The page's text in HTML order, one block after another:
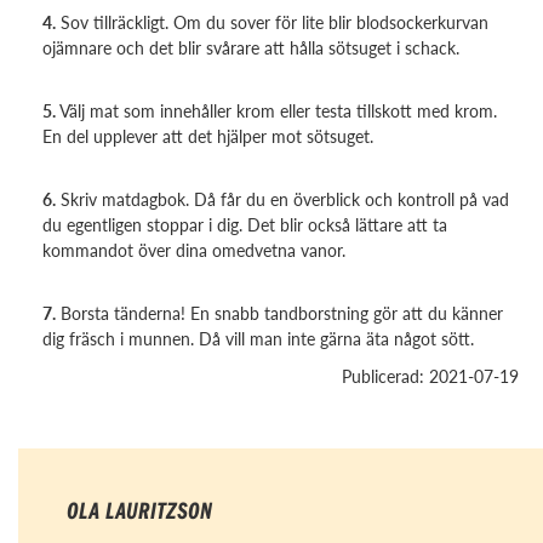
4. Sov tillräckligt. Om du sover för lite blir blodsockerkurvan
ojämnare och det blir svårare att hålla sötsuget i schack.
5.Välj mat som innehåller krom eller testa tillskott med krom.
En del upplever att det hjälper mot sötsuget.
6. Skriv matdagbok. Då får du en överblick och kontroll på vad
du egentligen stoppar i dig. Det blir också lättare att ta
kommandot över dina omedvetna vanor.
7. Borsta tänderna! En snabb tandborstning gör att du känner
dig fräsch i munnen. Då vill man inte gärna äta något sött.
Publicerad: 2021-07-19
OLA LAURITZSON